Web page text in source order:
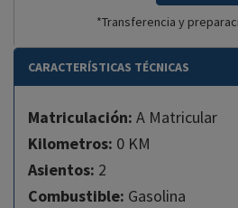
*Transferencia y
CARACTERÍSTICAS TÉCNICAS
Matriculación: A Matricular
Kilometros: 0 KM
Asientos: 2
Combustible: Gasolina